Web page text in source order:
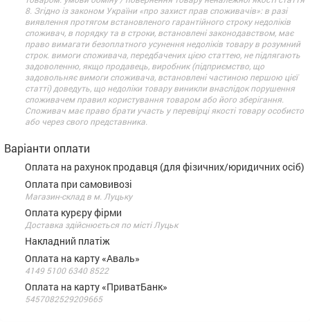
8. Згідно із законом України «про захист прав споживачів»: в разі
виявлення протягом встановленого гарантійного строку недоліків
споживач, в порядку та в строки, встановлені законодавством, має
право вимагати безоплатного усунення недоліків товару в розумний
строк. вимоги споживача, передбачених цією статтею, не підлягають
задоволенню, якщо продавець, виробник (підприємство, що
задовольняє вимоги споживача, встановлені частиною першою цієї
статті) доведуть, що недоліки товару виникли внаслідок порушення
споживачем правил користування товаром або його зберігання.
Споживач має право брати участь у перевірці якості товару особисто
або через свого представника.
Варіанти оплати
Оплата на рахунок продавця (для фізичних/юридичних осіб)
Оплата при самовивозі
Магазин-склад в м. Луцьку
Оплата курєру фірми
Доставка здійснюється по місті Луцьк
Накладний платіж
Оплата на карту «Аваль»
4149 5100 6340 8522
Оплата на карту «ПриватБанк»
5457082529209665